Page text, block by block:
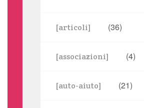
[articoli] (36)
[associazioni] (4)
[auto-aiuto] (21)